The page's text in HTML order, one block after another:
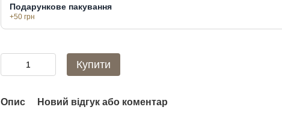
Подарункове пакування
+50 грн
Купити
Опис Новий відгук або коментар